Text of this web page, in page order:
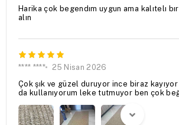
Harika çok begendım uygun ama kalıtelı bır
alın
**** ****
25 Nisan 2026
Çok şık ve güzel duruyor ince biraz kayıyor
da kullanıyorum leke tutmuyor ben çok